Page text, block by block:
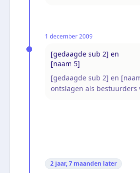
1 december 2009
[gedaagde sub 2] en
[naam 5]
[gedaagde sub 2] en
ontslagen als bestuurders
2 jaar, 7 maanden later